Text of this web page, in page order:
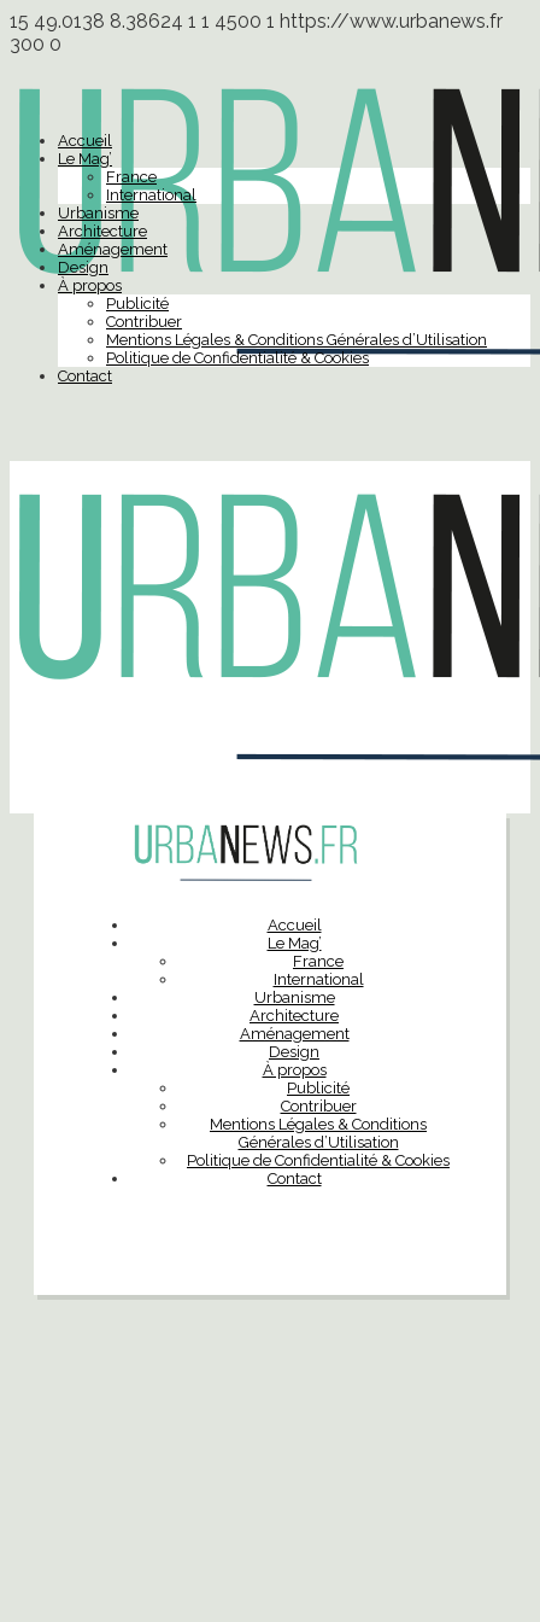
15 49.0138 8.38624 1 1 4500 1 https://www.urbanews.fr
300 0
Accueil
Le Mag’
France
International
Urbanisme
Architecture
Aménagement
Design
À propos
Publicité
Contribuer
Mentions Légales & Conditions Générales d’Utilisation
Politique de Confidentialité & Cookies
Contact
Accueil
Le Mag’
France
International
Urbanisme
Architecture
Aménagement
Design
À propos
Publicité
Contribuer
Mentions Légales & Conditions
Générales d’Utilisation
Politique de Confidentialité & Cookies
Contact